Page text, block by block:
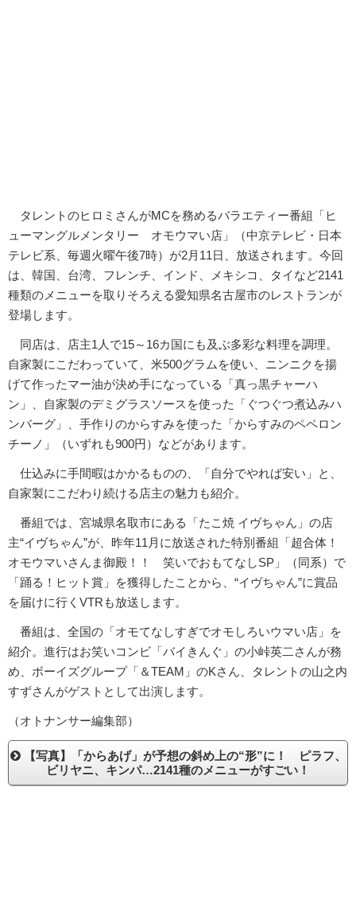
タレントのヒロミさんがMCを務めるバラエティー番組「ヒ
ューマングルメンタリー オモウマい店」（中京テレビ・日本
テレビ系、毎週火曜午後7時）が2月11日、放送されます。今回
は、韓国、台湾、フレンチ、インド、メキシコ、タイなど2141
種類のメニューを取りそろえる愛知県名古屋市のレストランが
登場します。
同店は、店主1人で15～16カ国にも及ぶ多彩な料理を調理。
自家製にこだわっていて、米500グラムを使い、ニンニクを揚
げて作ったマー油が決め手になっている「真っ黒チャーハ
ン」、自家製のデミグラスソースを使った「ぐつぐつ煮込みハ
ンバーグ」、手作りのからすみを使った「からすみのペペロン
チーノ」（いずれも900円）などがあります。
仕込みに手間暇はかかるものの、「自分でやれば安い」と、
自家製にこだわり続ける店主の魅力も紹介。
番組では、宮城県名取市にある「たこ焼 イヴちゃん」の店
主“イヴちゃん”が、昨年11月に放送された特別番組「超合体！
オモウマいさんま御殿！！ 笑いでおもてなしSP」（同系）で
「踊る！ヒット賞」を獲得したことから、“イヴちゃん”に賞品
を届けに行くVTRも放送します。
番組は、全国の「オモてなしすぎでオモしろいウマい店」を
紹介。進行はお笑いコンビ「バイきんぐ」の小峠英二さんが務
め、ボーイズグループ「＆TEAM」のKさん、タレントの山之内
すずさんがゲストとして出演します。
（オトナンサー編集部）
【写真】「からあげ」が予想の斜め上の“形”に！ ピラフ、
ビリヤニ、キンパ…2141種のメニューがすごい！